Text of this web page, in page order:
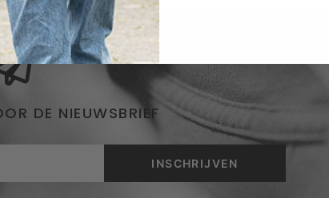
DE NIEUWSBRIEF
INSCHRIJVEN